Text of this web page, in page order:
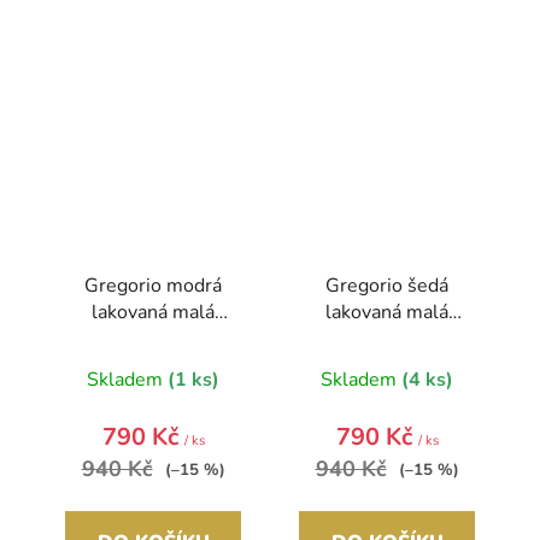
Gregorio modrá
lakovaná malá
peněženka v dárkové
krabičce ZLF-117
Skladem (1 ks)
790 Kč / ks
940 Kč (–15 %)
Gregorio šedá
lakovaná malá
peněženka v dárkové
krabičce ZLF-117
Skladem (4 ks)
790 Kč / ks
940 Kč (–15 %)